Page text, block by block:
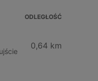
ODLEGŁOŚĆ
0,64 km